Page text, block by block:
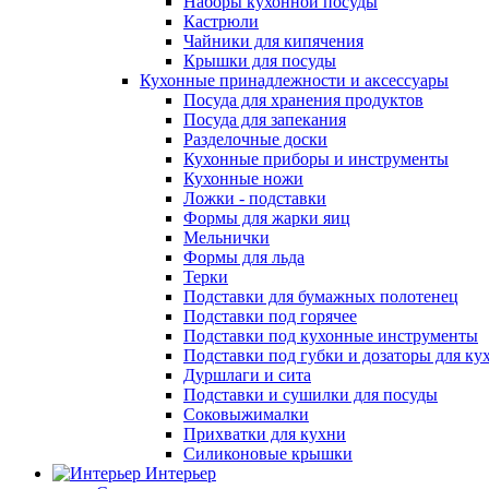
Кастрюли
Чайники для кипячения
Крышки для посуды
Кухонные принадлежности и аксессуары
Посуда для хранения продуктов
Посуда для запекания
Разделочные доски
Кухонные приборы и инструменты
Кухонные ножи
Ложки - подставки
Формы для жарки яиц
Мельнички
Формы для льда
Терки
Подставки для бумажных полотенец
Подставки под горячее
Подставки под кухонные инструменты
Подставки под губки и дозаторы для
Дуршлаги и сита
Подставки и сушилки для посуды
Соковыжималки
Прихватки для кухни
Силиконовые крышки
Интерьер